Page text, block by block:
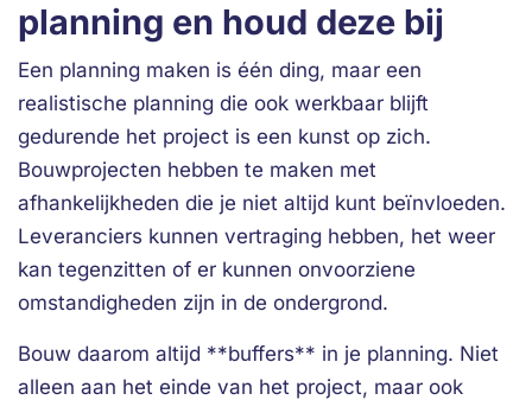
planning en houd deze bij
Een planning maken is één ding, maar een
realistische planning die ook werkbaar blijft
gedurende het project is een kunst op zich.
Bouwprojecten hebben te maken met
afhankelijkheden die je niet altijd kunt beïnvloeden.
Leveranciers kunnen vertraging hebben, het weer
kan tegenzitten of er kunnen onvoorziene
omstandigheden zijn in de ondergrond.
Bouw daarom altijd **buffers** in je planning. Niet
alleen aan het einde van het project, maar ook